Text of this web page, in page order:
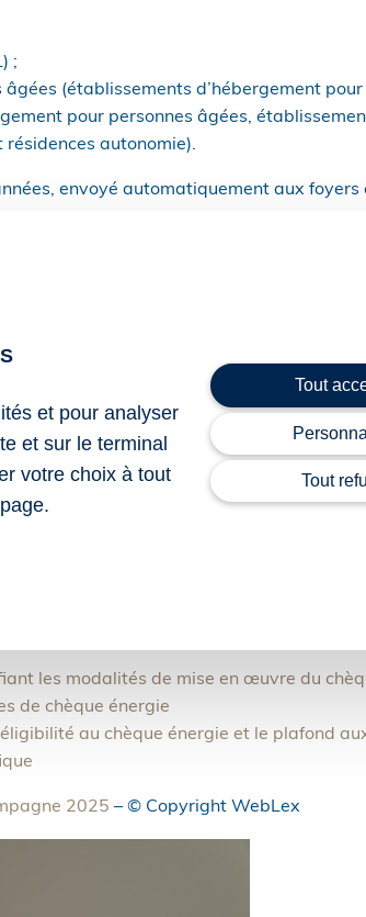
;
(établissements d’hébergement pour
pour personnes âgées,
résidences autonomie).
envoyé automatiquement aux foyers
de l’aide est disponible directement
calculé sur en fonction des revenus et de la
de l’Agence de services et de
les modalités de mise en œuvre du
de chèque énergie
au chèque énergie et le plafond
2025 – © Copyright WebLex
et pour analyser
et sur le terminal
votre choix à tout
Tout
Tout